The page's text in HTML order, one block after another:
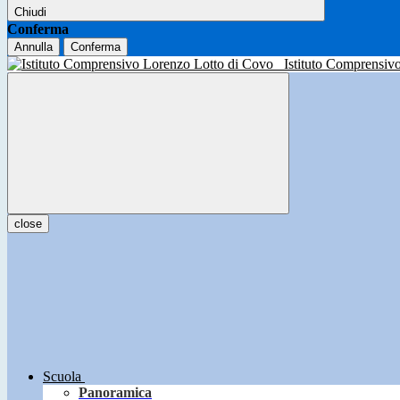
Chiudi
Conferma
Annulla Conferma
Istituto
close
Scuola
Panoramica